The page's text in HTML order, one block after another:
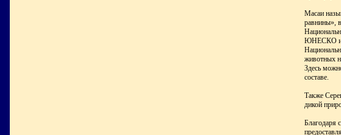
Масаи
равнины»,
ЮНЕСКО и
животных
Здесь
составе.
Также
дикой
Благодаря